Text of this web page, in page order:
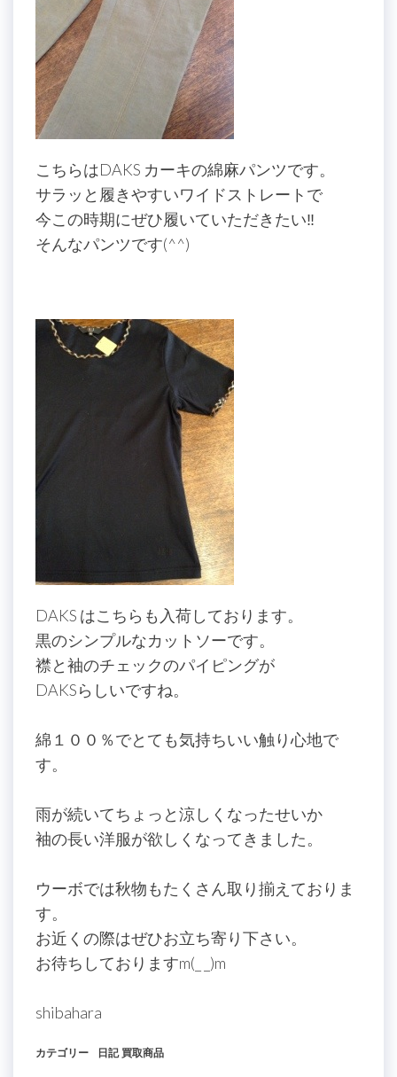
こちらはDAKS カーキの綿麻パンツです。
サラッと履きやすいワイドストレートで
今この時期にぜひ履いていただきたい‼
そんなパンツです(^^)
DAKS はこちらも入荷しております。
黒のシンプルなカットソーです。
襟と袖のチェックのパイピングが
DAKSらしいですね。
綿１００％でとても気持ちいい触り心地で
す。
雨が続いてちょっと涼しくなったせいか
袖の長い洋服が欲しくなってきました。
ウーボでは秋物もたくさん取り揃えておりま
す。
お近くの際はぜひお立ち寄り下さい。
お待ちしておりますm(_ _)m
shibahara
カテゴリー 日記 買取商品